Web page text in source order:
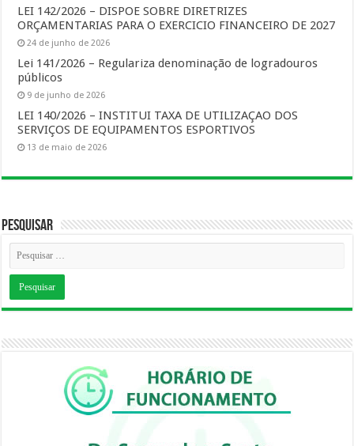
LEI 142/2026 – DISPOE SOBRE DIRETRIZES
ORÇAMENTARIAS PARA O EXERCICIO FINANCEIRO DE 2027
24 de junho de 2026
Lei 141/2026 – Regulariza denominação de logradouros
públicos
9 de junho de 2026
LEI 140/2026 – INSTITUI TAXA DE UTILIZAÇAO DOS
SERVIÇOS DE EQUIPAMENTOS ESPORTIVOS
13 de maio de 2026
Pesquisar